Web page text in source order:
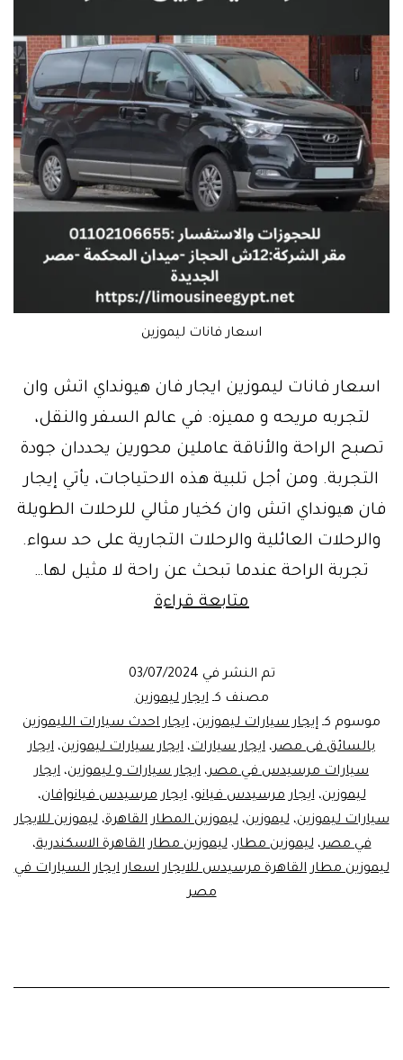
اسعار فانات ليموزين
اسعار فانات ليموزين ايجار فان هيونداي اتش وان
لتجربه مريحه و مميزه: في عالم السفر والنقل،
تصبح الراحة والأناقة عاملين محورين يحددان جودة
التجربة. ومن أجل تلبية هذه الاحتياجات، يأتي إيجار
فان هيونداي اتش وان كخيار مثالي للرحلات الطويلة
والرحلات العائلية والرحلات التجارية على حد سواء.
تجربة الراحة عندما تبحث عن راحة لا مثيل لها…
متابعة قراءةمطار
ايجار
ليموزين
المطار
تم النشر في 03/07/2024
مصنف كـايجار ليموزين
موسوم كـ إيجار سيارات ليموزين، ايجار احدث سيارات الليموزين
بالسائق فى مصر، ايجار سيارات، ايجار سيارات ليموزين، ايجار
سيارات مرسيدس في مصر، ايجار سيارات و ليموزين، ايجار
ليموزين،ايجار مرسيدس فيانو،ايجار مرسيدس فيانو|فان،
سيارات ليموزين،ليموزين،ليموزين المطار القاهرة،ليموزين للايجار
في مصر،ليموزين مطار،ليموزين مطار القاهرة الاسكندرية،
ليموزين مطار القاهرة مرسيدس للايجار اسعار ايجار السيارات في
مصر